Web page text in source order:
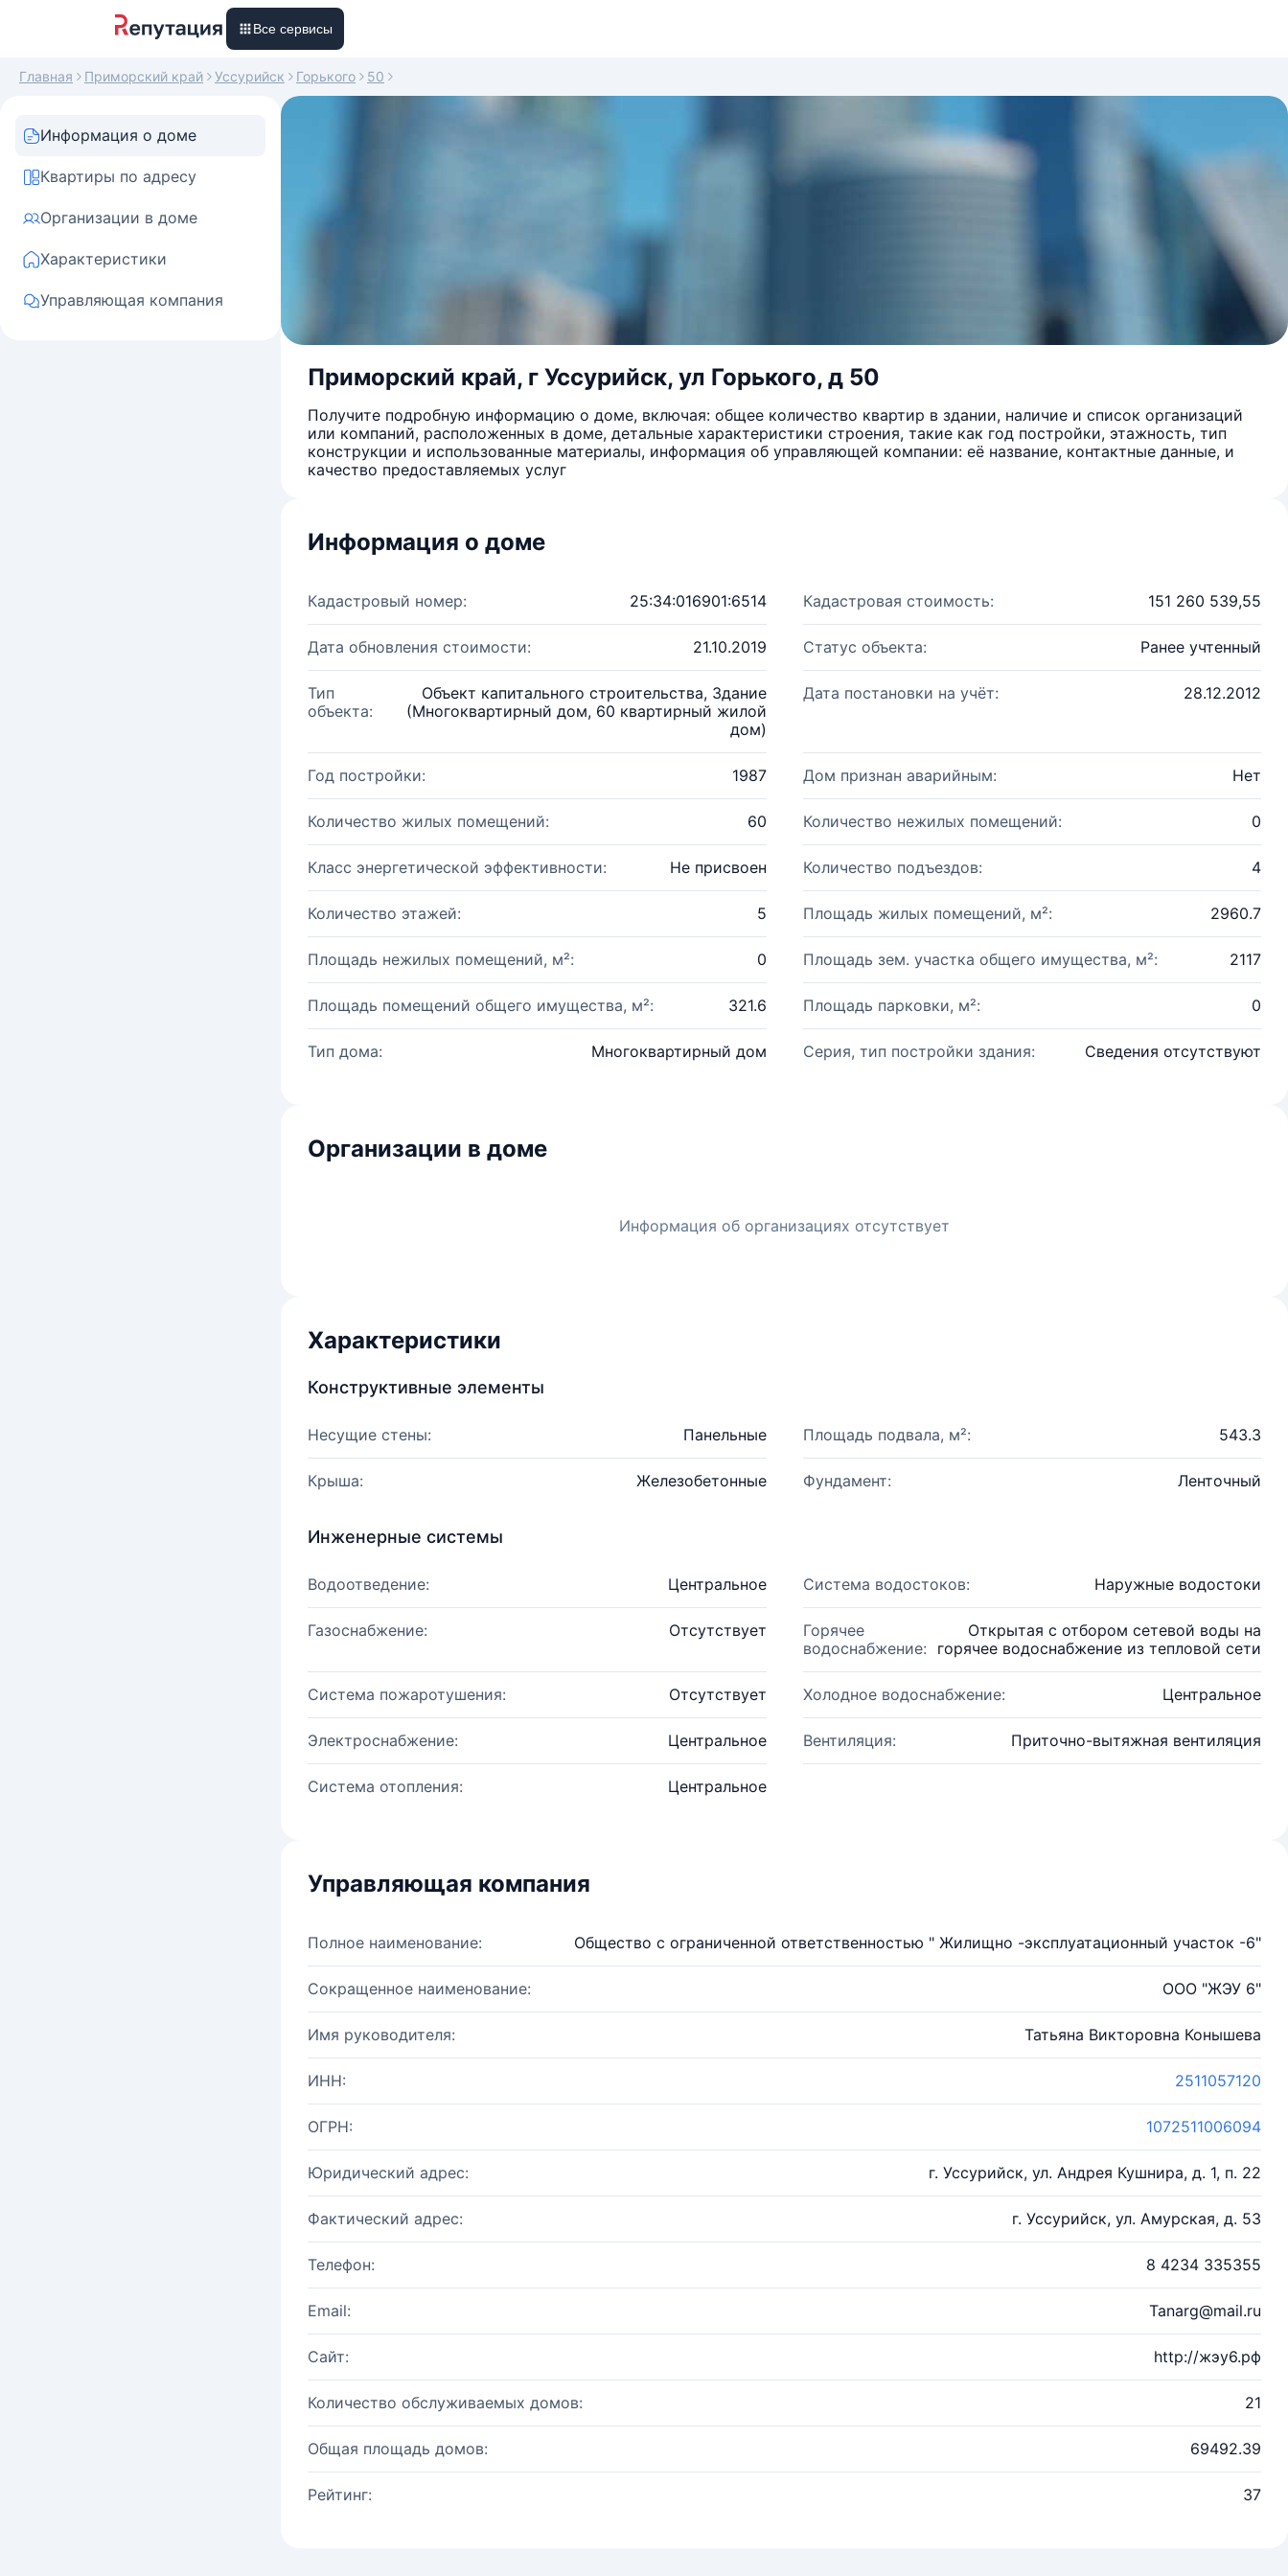
Все сервисы
Главная Приморский край Уссурийск Горького 50
Информация о доме
Квартиры по адресу
Организации в доме
Характеристики
Управляющая компания
Приморский край, г Уссурийск, ул Горького, д 50
Получите подробную информацию о доме, включая: общее количество квартир в здании, наличие и список организаций
или компаний, расположенных в доме, детальные характеристики строения, такие как год постройки, этажность, тип
конструкции и использованные материалы, информация об управляющей компании: её название, контактные данные, и
качество предоставляемых услуг
Информация о доме
Кадастровый номер: 25:34:016901:6514 Кадастровая стоимость: 151 260 539,55
Дата обновления стоимости: 21.10.2019 Статус объекта: Ранее учтенный
Тип
объекта:
Объект капитального строительства, Здание
(Многоквартирный дом, 60 квартирный жилой
дом)
Дата постановки на учёт: 28.12.2012
Год постройки: 1987 Дом признан аварийным: Нет
Количество жилых помещений: 60 Количество нежилых помещений: 0
Класс энергетической эффективности: Не присвоен Количество подъездов: 4
Количество этажей: 5 Площадь жилых помещений, м²: 2960.7
Площадь нежилых помещений, м²: 0 Площадь зем. участка общего имущества, м²: 2117
Площадь помещений общего имущества, м²: 321.6 Площадь парковки, м²: 0
Тип дома: Многоквартирный дом Серия, тип постройки здания: Сведения отсутствуют
Организации в доме
Информация об организациях отсутствует
Характеристики
Конструктивные элементы
Несущие стены: Панельные Площадь подвала, м²: 543.3
Крыша: Железобетонные Фундамент: Ленточный
Инженерные системы
Водоотведение: Центральное Система водостоков: Наружные водостоки
Газоснабжение: Отсутствует
Горячее
водоснабжение:
Открытая с отбором сетевой воды на
горячее водоснабжение из тепловой сети
Система пожаротушения: Отсутствует Холодное водоснабжение: Центральное
Электроснабжение: Центральное Вентиляция: Приточно-вытяжная вентиляция
Система отопления: Центральное
Управляющая компания
Полное наименование: Общество с ограниченной ответственностью " Жилищно -эксплуатационный участок -6"
Сокращенное наименование: ООО "ЖЭУ 6"
Имя руководителя: Татьяна Викторовна Конышева
ИНН: 2511057120
ОГРН: 1072511006094
Юридический адрес: г. Уссурийск, ул. Андрея Кушнира, д. 1, п. 22
Фактический адрес: г. Уссурийск, ул. Амурская, д. 53
Телефон: 8 4234 335355
Email: Tanarg@mail.ru
Сайт: http://жэу6.рф
Количество обслуживаемых домов: 21
Общая площадь домов: 69492.39
Рейтинг: 37